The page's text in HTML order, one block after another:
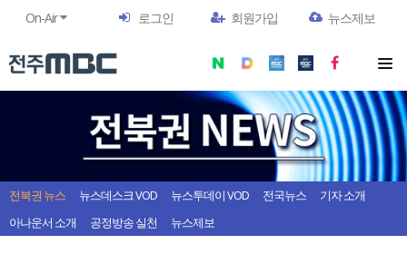
On-Air 로그인 회원가입 뉴스제보
전북권 뉴스 뉴스데스크 VOD 뉴스투데이 VOD 전국뉴스
기자 소개
아나운서 소개
공정방송 실천 뉴스제보